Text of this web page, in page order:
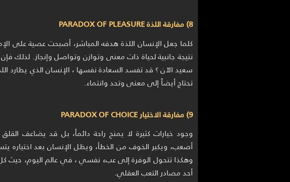
8) مفارقة اللذة PARADOX OF PLEASURE
كلما جعل الإنسان اللذة هدفه المباشر، أصبحت عصية على
نتيجة جانبية لحياة ذات معنى وتوازن وتواصل وإنجاز. لذلك
سعيد الآن ؟ قد تفسد السعادة نفسها ، الإنسان الذي يطارد
تحتاج أيضاً إلى معنى وتحد وانتماء.
9) مفارقة الاختيار PARADOX OF CHOICE
وجود خيارات كثيرة لا يمنح راحة دائماً، بل قد يضاعف القلق ،
أصعب، ويكبر الخوف من الخطأ، ويظل الإنسان بعد اختياره
وهكذا تتحول الوفرة إلى عبء نفسي ، في عالم اليوم، حيث
أحد مصادر التعب العقلي.